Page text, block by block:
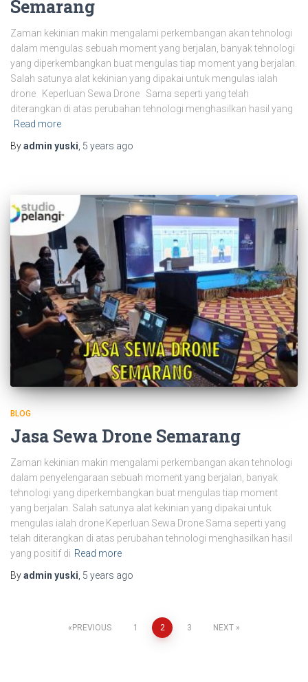
Semarang
Zaman kekinian makin mengalami perkembangan akan tehnologi
dalam mengulas sebuah moment yang berjalan, banyak tehnologi
yang diperkembangkan buat mengulas tiap moment yang berjalan.
Salah satunya alat kekinian yang dipakai untuk mengulas ialah
drone Keperluan Sewa Drone Sama seperti yang telah
diterangkan di atas perubahan tehnologi menghasilkan hasil yang
Read more
Byadmin yuski 5 years ago
BLOG
Jasa Sewa Drone Semarang
Zaman kekinian makin mengalami perkembangan akan tehnologi
dalam penyelengaraan sebuah moment yang berjalan, banyak
tehnologi yang diperkembangkan buat mengulas tiap moment
yang berjalan. Salah satunya alat kekinian yang dipakai untuk
mengulas ialah drone Keperluan Sewa Drone Sama seperti yang
telah diterangkan di atas perubahan tehnologi menghasilkan hasil
yang positif di Read more
Byadmin yuski 5 years ago
PREVIOUS 1 2 3 NEXT